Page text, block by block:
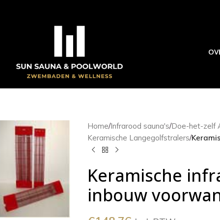
Home/Infrarood sauna's/Doe-het-zelf
Keramische Langegolfstralers/
Keramische
inbouw